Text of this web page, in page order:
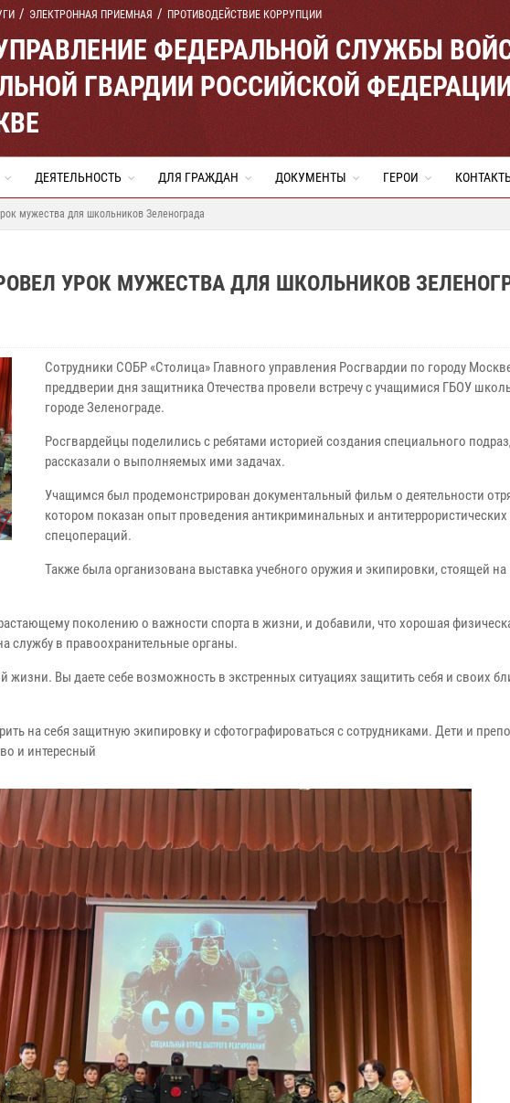
ЭЛЕКТРОННАЯ ПРИЕМНАЯ ПРОТИВОДЕЙСТВИЕ КОРРУПЦИИ
ФЕДЕРАЛЬНОЙ СЛУЖБЫ
ГВАРДИИ РОССИЙСКОЙ
ДЕЯТЕЛЬНОСТЬ ДЛЯ ГРАЖДАН ДОКУМЕНТЫ ГЕРОИ
мужества для школьников Зеленограда
УРОК МУЖЕСТВА ДЛЯ ШКОЛЬНИКОВ
Сотрудники СОБР «Столица» Главного управления Росгвардии по городу
преддверии дня защитника Отечества провели встречу с учащимися ГБОУ
городе Зеленограде.
Росгвардейцы поделились с ребятами историей создания специального
рассказали о выполняемых ими задачах.
Учащимся был продемонстрирован документальный фильм о деятельности
котором показан опыт проведения антикриминальных и антитеррористических
спецопераций.
Также была организована выставка учебного оружия и экипировки, стоящей на
поколению о важности спорта в жизни, и добавили, что хорошая
службу в правоохранительные органы.
Вы даете себе возможность в экстренных ситуациях защитить себя и своих
на себя защитную экипировку и сфотографироваться с сотрудниками. Дети и
и интересный